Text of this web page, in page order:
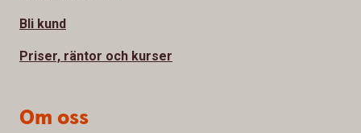
Bli kund
Priser, räntor och kurser
Om oss